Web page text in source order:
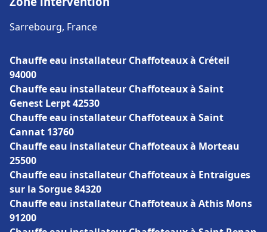
Sarrebourg, France
Chauffe eau installateur Chaffoteaux à Créteil
94000
Chauffe eau installateur Chaffoteaux à Saint
Genest Lerpt 42530
Chauffe eau installateur Chaffoteaux à Saint
Cannat 13760
Chauffe eau installateur Chaffoteaux à Morteau
25500
Chauffe eau installateur Chaffoteaux à Entraigues
sur la Sorgue 84320
Chauffe eau installateur Chaffoteaux à Athis Mons
91200